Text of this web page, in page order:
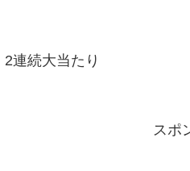
連続大当たり
スポ